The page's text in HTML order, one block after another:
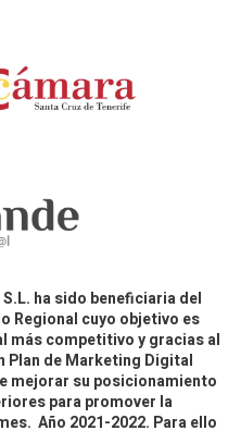
S.L. ha sido beneficiaria del
Regional cuyo objetivo es
más competitivo y gracias al
Plan de Marketing Digital
mejorar su posicionamiento
para promover la
Año 2021-2022. Para ello